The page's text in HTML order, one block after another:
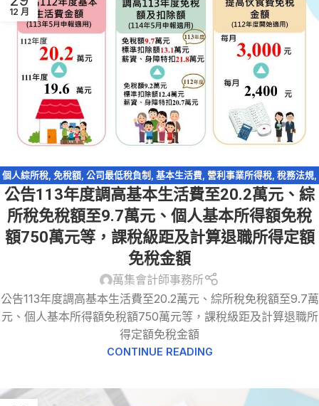
12 月
個人綜所稅 免稅額 公司最低稅負制 基本生活費 營利事業所得稅 稅務法規
綜所稅免稅額,綜所稅身心障礙扣除額
公告113年度調高基本生活費至20.2萬元、綜
所稅免稅額至9.7萬元、個人基本所得額免稅
額750萬元等，課稅級距及計算退職所得定額
免稅金額
萬集會計師事務所
公告113年度調高基本生活費至20.2萬元、綜所稅免稅額至9.7萬
元、個人基本所得額免稅額750萬元等，課稅級距及計算退職所
得定額免稅金額
CONTINUE READING